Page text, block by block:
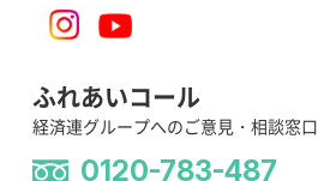
ふれあいコール
経済連グループへのご意見・相談窓口
0120-783-487